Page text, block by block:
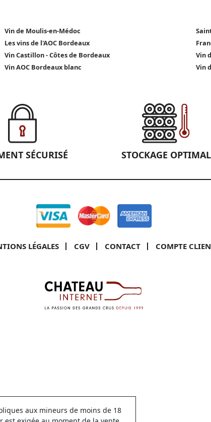
Vin de Moulis-en-Médoc
Les vins de l'AOC Bordeaux
Vin Castillon - Côtes de Bordeaux
Vin
Vin AOC Bordeaux blanc
Vin
SÉCURISÉ STOCKAGE OPTIMAL
LÉGALES CGV CONTACT COMPTE
aux mineurs de moins de 18